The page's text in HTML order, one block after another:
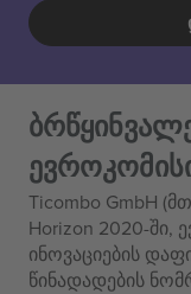
Ticombo GmbH
Horizon 2020-ში,
ინოვაციების
წინადადების